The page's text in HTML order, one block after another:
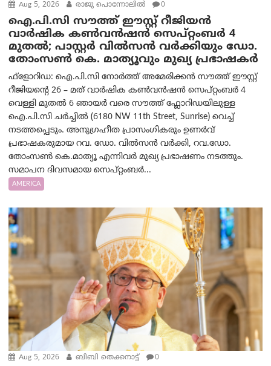
Aug 5, 2026 രാജു പൊന്നോലിൽ 0
ഐ.പി.സി സൗത്ത് ഈസ്റ്റ് റീജിയൻ
വാർഷിക കൺവൻഷൻ സെപ്റ്റംബർ 4
മുതൽ; പാസ്റ്റർ വിൽസൻ വർക്കിയും ഡോ.
തോംസൺ കെ. മാത്യൂവും മുഖ്യ പ്രഭാഷകർ
ഫ്ളോറിഡ: ഐ.പി.സി നോർത്ത് അമേരിക്കൻ സൗത്ത് ഈസ്റ്റ്
റീജിയന്റെ 26 – മത് വാർഷിക കൺവൻഷൻ സെപ്റ്റംബർ 4
വെള്ളി മുതൽ 6 ഞായർ വരെ സൗത്ത് ഫ്ലോറിഡയിലുള്ള
ഐ.പി.സി ചർച്ചിൽ (6180 NW 11th Street, Sunrise) വെച്ച്
നടത്തപ്പെടും. അനുഗ്രഹീത പ്രാസംഗികരും ഉണർവ്
പ്രഭാഷകരുമായ റവ. ഡോ. വിൽസൻ വർക്കി, റവ.ഡോ.
തോംസൺ കെ.മാത്യൂ എന്നിവർ മുഖ്യ പ്രഭാഷണം നടത്തും.
സമാപന ദിവസമായ സെപ്റ്റംബർ...
AMERICA
Aug 5, 2026 ബിബി തെക്കനാട്ട് 0